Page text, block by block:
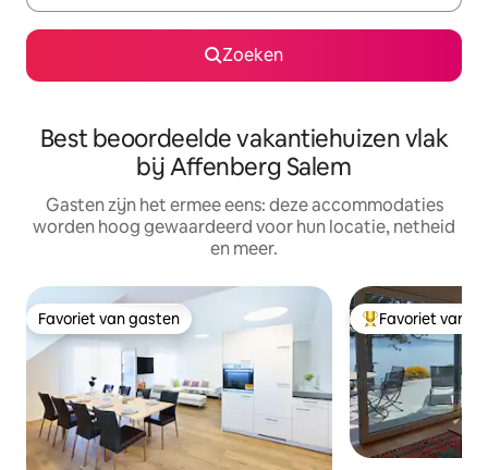
Zoeken
Best beoordeelde vakantiehuizen vlak
bij Affenberg Salem
Gasten zijn het ermee eens: deze accommodaties
worden hoog gewaardeerd voor hun locatie, netheid
en meer.
Favoriet van gasten
Favoriet van gasten Topfavoriet van
Favoriet van